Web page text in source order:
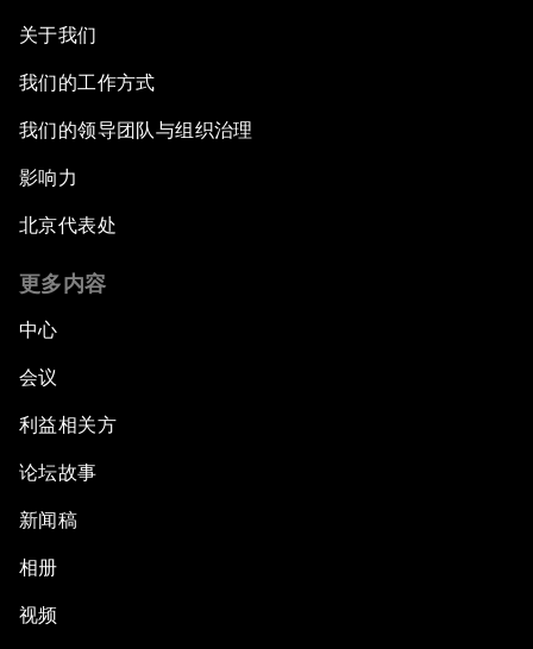
关于我们
我们的工作方式
我们的领导团队与组织治理
影响力
北京代表处
更多内容
中心
会议
利益相关方
论坛故事
新闻稿
相册
视频